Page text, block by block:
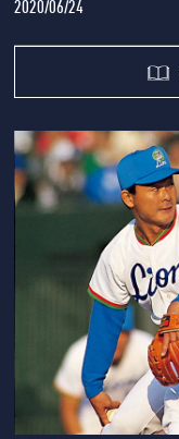
2020/06/24